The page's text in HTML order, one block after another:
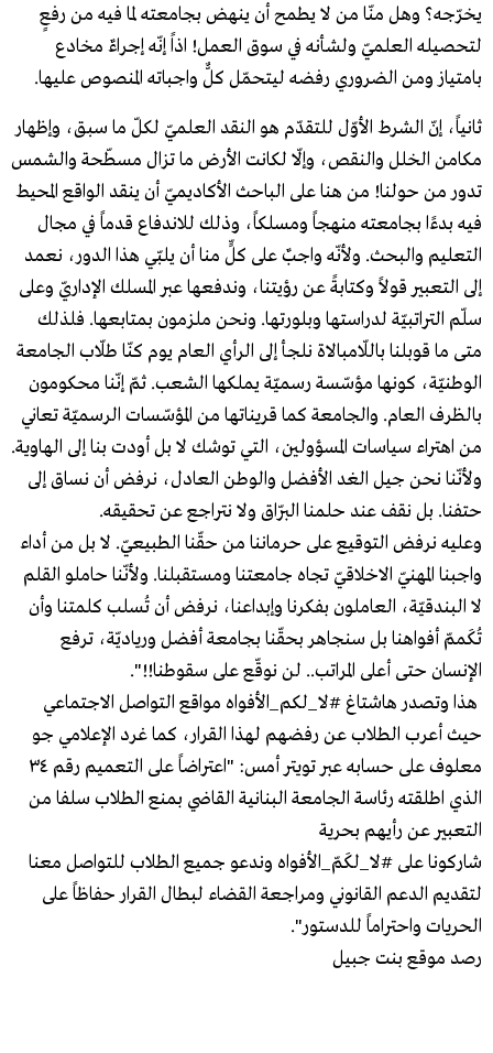
يخرّجه؟ وهل منّا من لا يطمح أن ينهض بجامعته لما فيه من رفعٍ
لتحصيله العلميّ ولشأنه في سوق العمل! اذاً إنّه إجراءٌ مخادع
بامتياز ومن الضروري رفضه ليتحمّل كلٌّ واجباته المنصوص عليها.
ثانياً، إنّ الشرط الأوّل للتقدّم هو النقد العلميّ لكلّ ما سبق، وإظهار
مكامن الخلل والنقص، وإلّا لكانت الأرض ما تزال مسطّحة والشمس
تدور من حولنا! من هنا على الباحث الأكاديميّ أن ينقد الواقع المحيط
فيه بدءًا بجامعته منهجاً ومسلكاً، وذلك للاندفاع قدماً في مجال
التعليم والبحث. ولأنّه واجبٌ على كلٍّ منا أن يلبّي هذا الدور، نعمد
إلى التعبير قولاً وكتابةً عن رؤيتنا، وندفعها عبر المسلك الإداريّ وعلى
سلّم التراتبيّة لدراستها وبلورتها. ونحن ملزمون بمتابعها. فلذلك
متى ما قوبلنا باللّامبالاة نلجأ إلى الرأي العام يوم كنّا طلّاب الجامعة
الوطنيّة، كونها مؤسّسة رسميّة يملكها الشعب. ثمّ إنّنا محكومون
بالظرف العام. والجامعة كما قريناتها من المؤسّسات الرسميّة تعاني
من اهتراء سياسات المسؤولين، التي توشك لا بل أودت بنا إلى الهاوية.
ولأنّنا نحن جيل الغد الأفضل والوطن العادل، نرفض أن نساق إلى
حتفنا. بل نقف عند حلمنا البرّاق ولا نتراجع عن تحقيقه.
وعليه نرفض التوقيع على حرماننا من حقّنا الطبيعيّ. لا بل من أداء
واجبنا المهنيّ الاخلاقيّ تجاه جامعتنا ومستقبلنا. ولأنّنا حاملو القلم
لا البندقيّة، العاملون بفكرنا وإبداعنا، نرفض أن تُسلب كلمتنا وأن
تُكَممّ أفواهنا بل سنجاهر بحقّنا بجامعة أفضل ورياديّة، ترفع
الإنسان حتى أعلى المراتب.. لن نوقّع على سقوطنا!!".
هذا وتصدر هاشتاغ #لا_لكم_الأفواه مواقع التواصل الاجتماعي
حيث أعرب الطلاب عن رفضهم لهذا القرار، كما غرد الإعلامي جو
معلوف على حسابه عبر تويتر أمس: "اعتراضاً على التعميم رقم ٣٤
الذي اطلقته رئاسة الجامعة البنانية القاضي بمنع الطلاب سلفا من
التعبير عن رأيهم بحرية
شاركونا على #لا_لكَمّ_الأفواه وندعو جميع الطلاب للتواصل معنا
لتقديم الدعم القانوني ومراجعة القضاء لبطال القرار حفاظاً على
الحريات واحتراماً للدستور".
رصد موقع بنت جبيل